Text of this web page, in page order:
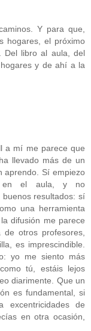
Y para que,
hogares, el próximo
Del libro al aula, del
y de ahí a la
a mí me parece que
llevado más de un
aprendo. Sí empiezo
en el aula, y no
resultados: sí
una herramienta
difusión me parece
otros profesores,
es imprescindible.
yo me siento más
tú, estáis lejos
diarimente. Que un
es fundamental, si
de
en otra ocasión,